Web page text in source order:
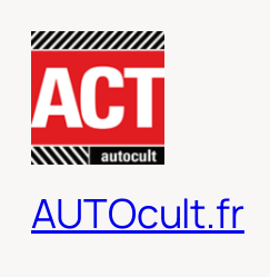
contenu
AUTOcult.fr